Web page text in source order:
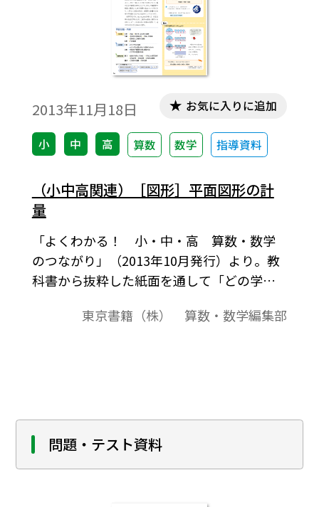
2013年11月18日
小 中 高 算数 数学 指導資料
お気に入りに追加
（小中高関連）［図形］平面図形の計
量
「よくわかる！ 小・中・高 算数・数学
のつながり」（2013年10月発行）より。教
科書から抜粋した紙面を通して「どの学年
いるか」が概観できるようになっておりま
配慮）などで構成。
東京書籍（株） 算数・数学編集部
問題・テスト資料